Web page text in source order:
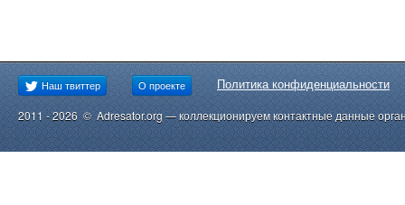
Наш твиттер О проекте Политика конфиденциальности
2011 - 2026 © Adresator.org — коллекционируем контактные данные